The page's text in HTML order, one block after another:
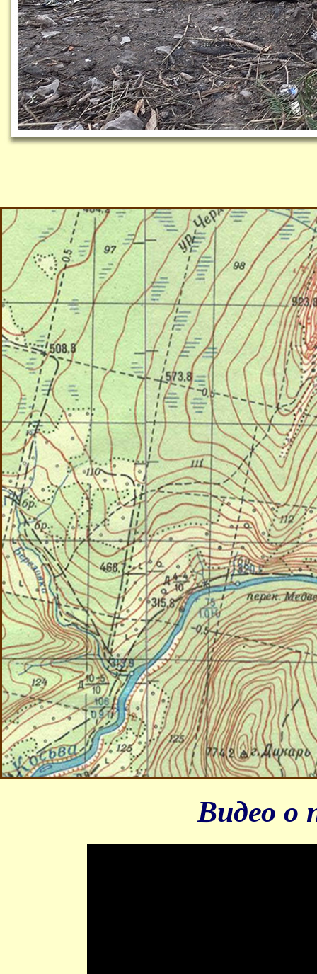
Видео о